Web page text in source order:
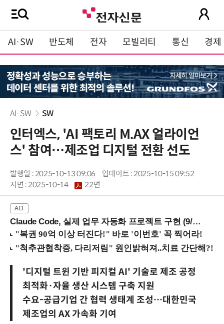
AI·SW 반도체 전자 모빌리티 통신 경제
AI·SW SW
인터엑스, 'AI 팩토리 M.AX 얼라이언
스' 참여…제조업 디지털 전환 선도
발행일 : 2025-10-13 09:06
업데이트 : 2025-10-15 09:52
지면 :2025-10-14 22면
Claude Code, 실제 업무 자동화 프로젝트 구현 (9/16 ~17 강남역)
'디지털 트윈 기반 피지컬 AI' 기술로 제조 공정
최적화·자율 생산 시스템 구축 지원
수요-공급기업 간 협력 생태계 조성…대한민국
제조업의 AX 가속화 기여